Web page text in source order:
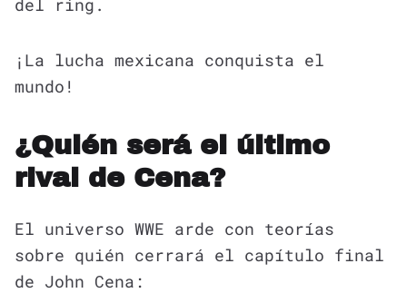
del ring.
¡La lucha mexicana conquista el
mundo!
¿Quién será el último
rival de Cena?
El universo WWE arde con teorías
sobre quién cerrará el capítulo final
de John Cena: